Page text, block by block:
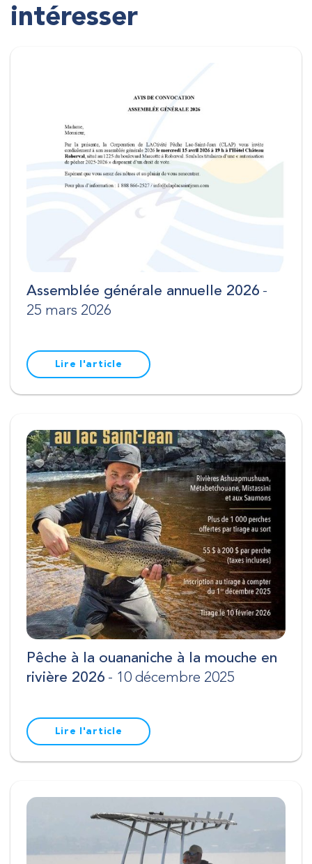
intéresser
Assemblée générale annuelle 2026 -
25 mars 2026
Lire l'article
Pêche à la ouananiche à la mouche en
rivière 2026 - 10 décembre 2025
Lire l'article